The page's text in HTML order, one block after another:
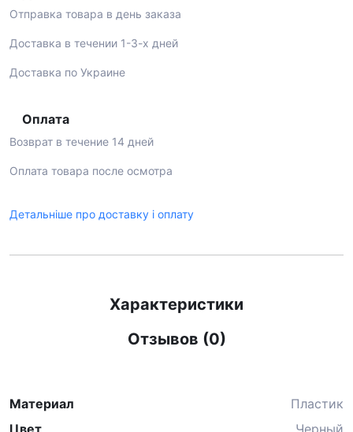
Отправка товара в день заказа
Доставка в течении 1-3-х дней
Доставка по Украине
Оплата
Возврат в течение 14 дней
Оплата товара после осмотра
Детальніше про доставку і оплату
Характеристики
Отзывов (0)
Материал
Пластик
Цвет
Черный